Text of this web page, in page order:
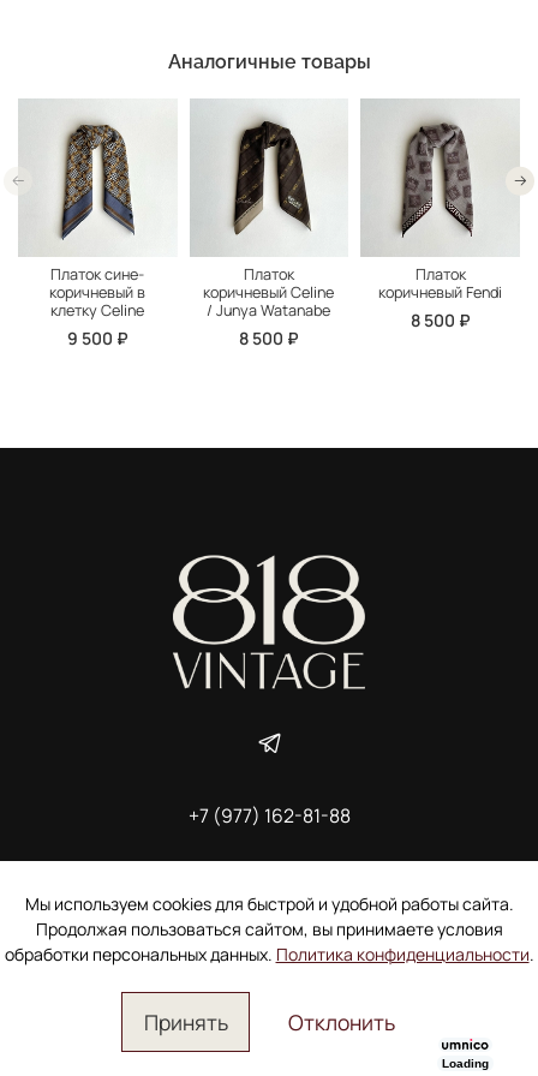
Аналогичные товары
Платок сине-
коричневый в
клетку Celine
9 500 ₽
Платок
коричневый Celine
/ Junya Watanabe
8 500 ₽
Платок
коричневый Fendi
8 500 ₽
+7 (977) 162-81-88
Пользовательское соглашение
Электронное согласие покупателя на рассылку
Согласие на обработку персональных данных
Мы используем cookies для быстрой и удобной работы сайта.
Продолжая пользоваться сайтом, вы принимаете условия
обработки персональных данных. Политика конфиденциальности.
Принять Отклонить
Профиль
Loading